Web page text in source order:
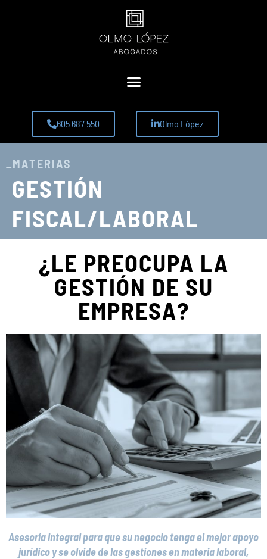
605 687 550 Olmo López
_MATERIAS
GESTIÓN
FISCAL/LABORAL
¿LE PREOCUPA LA
GESTIÓN DE SU
EMPRESA?
Asesoría integral para que su negocio tenga el mejor apoyo
jurídico y se olvide de las gestiones en materia laboral,